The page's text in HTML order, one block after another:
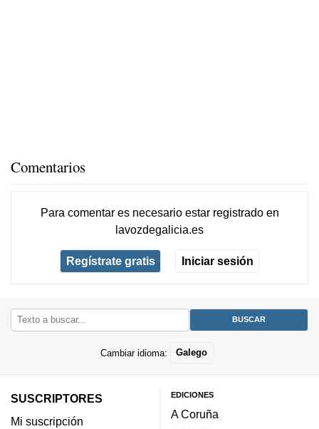
Comentarios
Para comentar es necesario estar registradoen
lavozdegalicia.es
Regístrate gratis Iniciar sesión
Cambiar idioma: Galego
SUSCRIPTORES
Mi suscripción
EDICIONES
A Coruña